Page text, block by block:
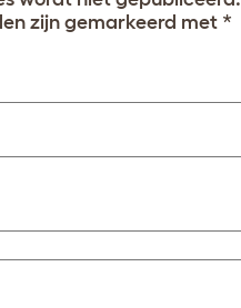
zijn gemarkeerd met *